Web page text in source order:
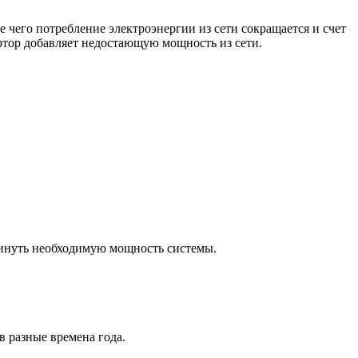
потребление электроэнергии из сети сокращается и счет
добавляет недостающую мощность из сети.
необходимую мощность системы.
разные времена года.